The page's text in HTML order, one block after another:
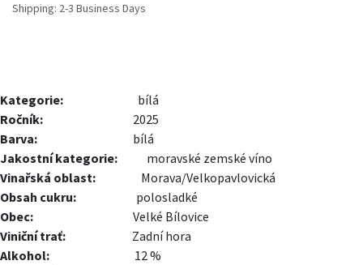
Shipping: 2-3 Business Days
Kategorie:
bílá
Ročník:
2025
Barva:
​bílá
Jakostní kategorie:
moravské zemské víno
Vinařská oblast:
​Morava/Velkopavlovická
Obsah cukru:
polosladké
Obec:
Velké Bílovice
Viniční trať:
Zadní hora​
Alkohol:
12 %